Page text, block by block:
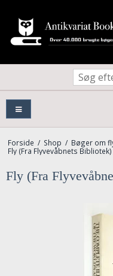
Forside / Shop / Bøger om
Fly (Fra Flyvevåbnets Bibliotek)
Fly (Fra